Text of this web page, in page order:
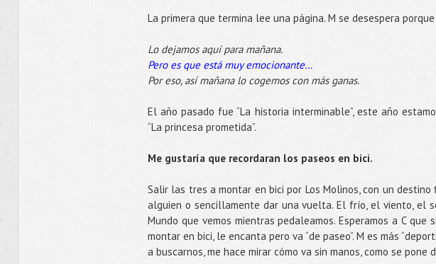
La primera que termina lee una página. M se desespera
Lo dejamos aquí para mañana.
Pero es que está muy emocionante…
Por eso, así mañana lo cogemos con más ganas.
El año pasado fue “La historia interminable”, este año
“La princesa prometida”.
Me gustaría que recordaran los paseos en bici.
Salir las tres a montar en bici por Los Molinos, con un
alguien o sencillamente dar una vuelta. El frío, el viento, el
Mundo que vemos mientras pedaleamos. Esperamos a C
montar en bici, le encanta pero va “de paseo”. M es más
a buscarnos, me hace mirar cómo va sin manos, como se